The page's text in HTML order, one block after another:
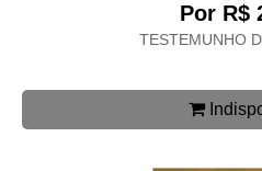
Por R$
TESTEMUNHO